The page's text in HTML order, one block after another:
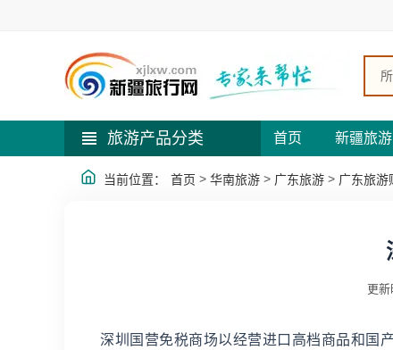
旅游产品分类 首页 新疆旅游
当前位置： 首页 > 华南旅游 > 广东旅游 > 广东旅游
更新
深圳国营免税商场以经营进口高档商品和国